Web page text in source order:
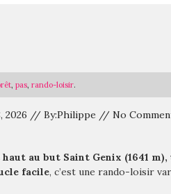
, pas, rando-loisir.
2026 // By:Philippe // No
au but Saint Genix (1641
facile, c’est une rando-loisir